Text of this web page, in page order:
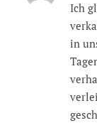
Ich
in